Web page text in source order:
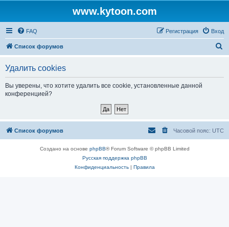
www.kytoon.com
FAQ Вход
Регистрация
Список форумов
Удалить cookies
Вы уверены, что хотите удалить все cookie, установленные данной
конференцией?
Список форумов Часовой пояс: UTC
Создано на основе phpBB® Forum Software © phpBB Limited
Русская поддержка phpBB
Конфиденциальность| Правила